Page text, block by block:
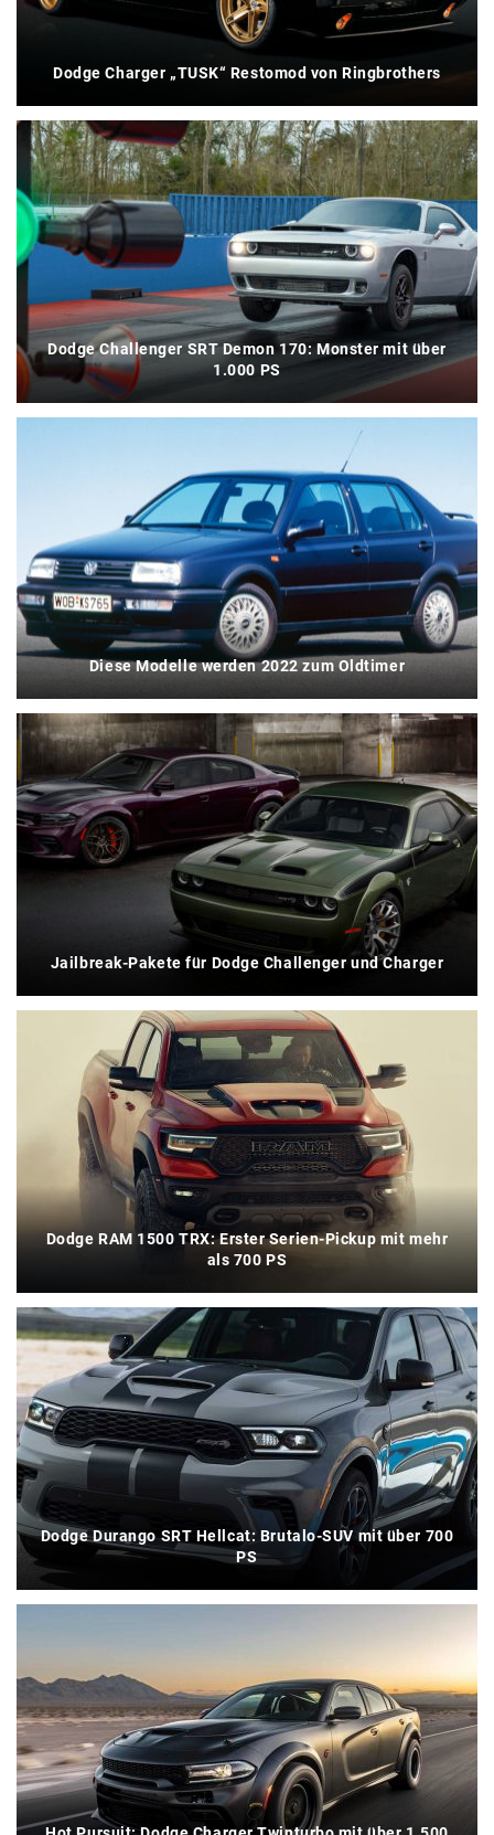
Dodge Charger „TUSK“ Restomod von Ringbrothers
Dodge Challenger SRT Demon 170: Monster mit über
1.000 PS
Diese Modelle werden 2022 zum Oldtimer
Jailbreak-Pakete für Dodge Challenger und Charger
Dodge RAM 1500 TRX: Erster Serien-Pickup mit mehr
als 700 PS
Dodge Durango SRT Hellcat: Brutalo-SUV mit über 700
PS